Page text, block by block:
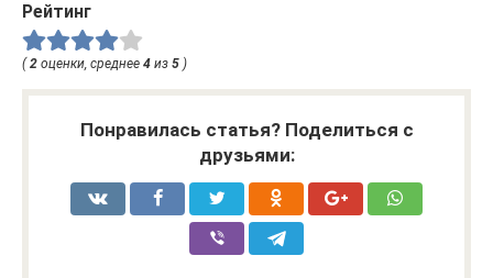
Рейтинг
(2 оценки, среднее 4 из 5 )
Понравилась статья? Поделиться с
друзьями: